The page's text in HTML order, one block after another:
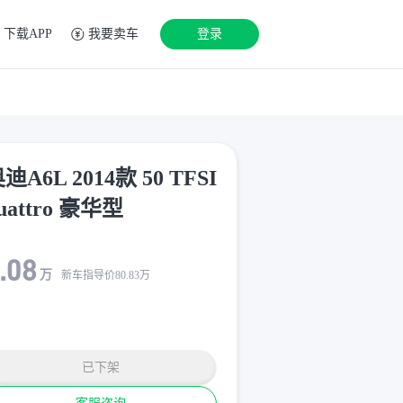
下载APP 我要卖车 登录
迪A6L 2014款 50 TFSI
豪华型
万 新车指导价80.83万
已下架